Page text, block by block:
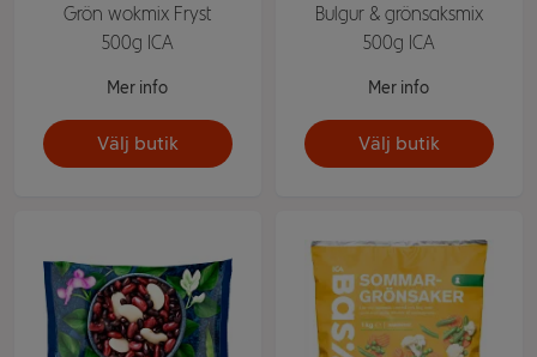
Grön wokmix Fryst
500g ICA
Mer info
Välj butik
Bulgur & grönsaksmix
500g ICA
Mer info
Välj butik